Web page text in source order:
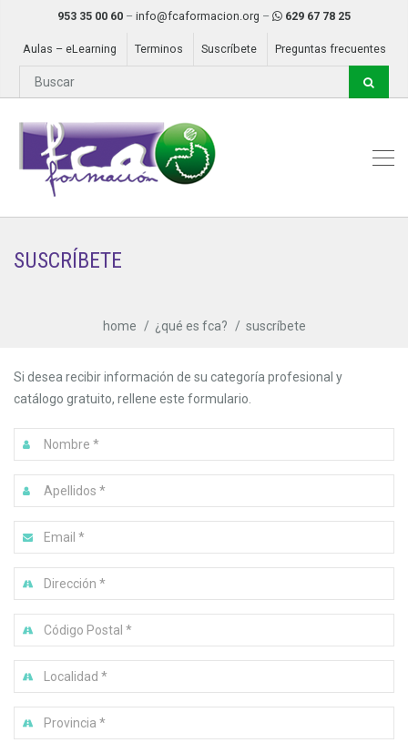
953 35 00 60 – info@fcaformacion.org – 629 67 78 25
Aulas – eLearning Terminos Suscríbete Preguntas frecuentes
SUSCRÍBETE
home ¿qué es fca? suscríbete
Si desea recibir información de su categoría profesional y
catálogo gratuito, rellene este formulario.